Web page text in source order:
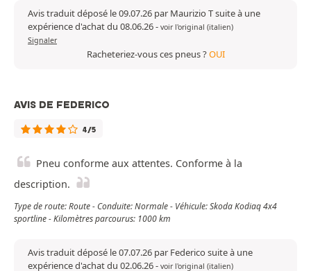
Avis traduit déposé le 09.07.26 par Maurizio T suite à une
expérience d'achat du 08.06.26- voir l'original (italien)
Signaler
Racheteriez-vous ces pneus ?OUI
AVIS DE FEDERICO
4/5
Pneu conforme aux attentes. Conforme à la
description.
Type de route: Route - Conduite: Normale - Véhicule: Skoda Kodiaq 4x4
sportline - Kilomètres parcourus: 1000 km
Avis traduit déposé le 07.07.26 par Federico suite à une
expérience d'achat du 02.06.26- voir l'original (italien)